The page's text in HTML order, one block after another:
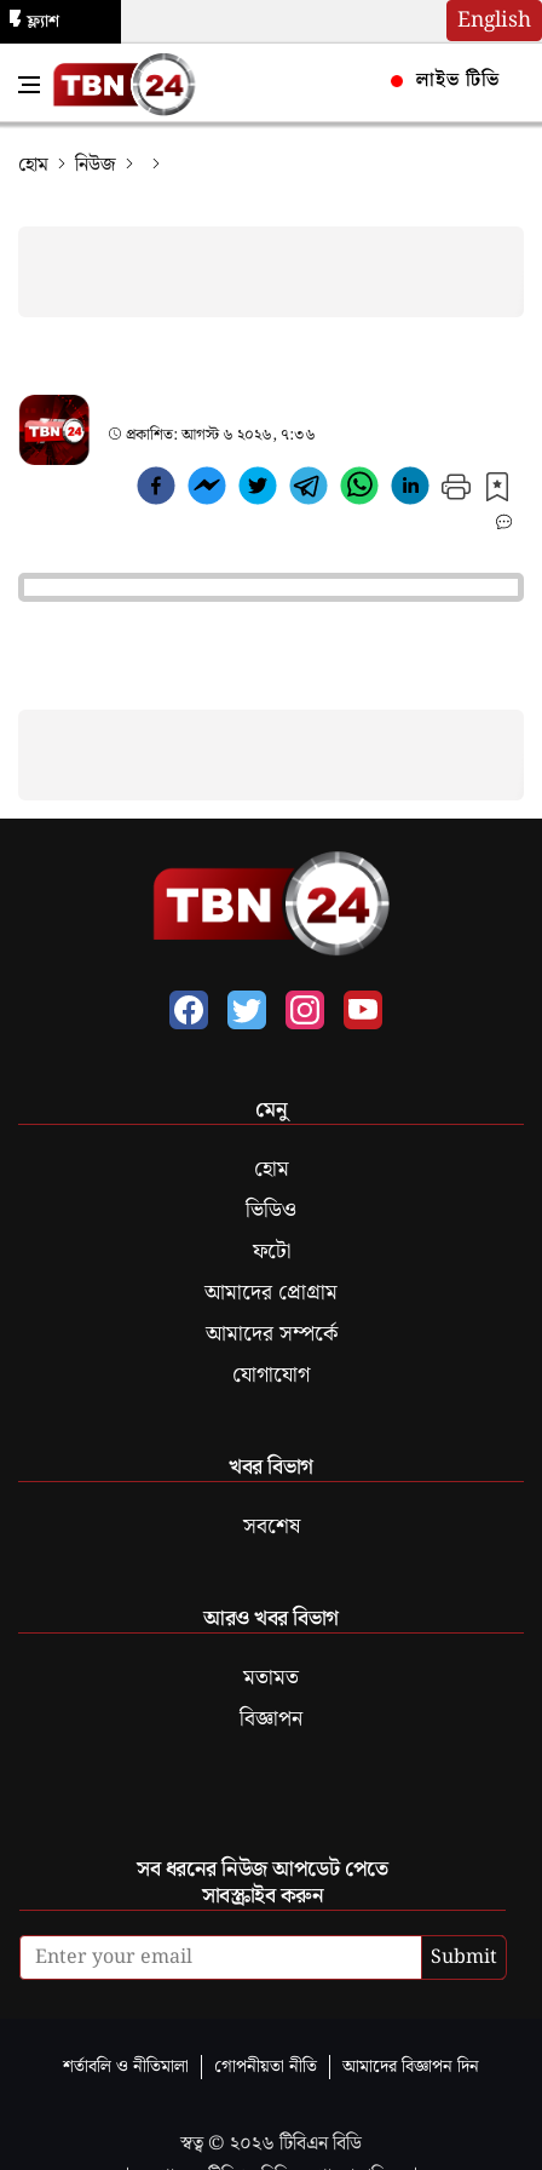
English
ফ্ল্যাশ
লাইভ টিভি
হোম নিউজ
প্রকাশিত:আগস্ট ৬ ২০২৬, ৭:৩৬
মেনু
হোম
ভিডিও
ফটো
আমাদের প্রোগ্রাম
আমাদের সম্পর্কে
যোগাযোগ
খবর বিভাগ
সবশেষ
আরও খবর বিভাগ
মতামত
বিজ্ঞাপন
সব ধরনের নিউজ আপডেট পেতে
সাবস্ক্রাইব করুন
Submit
শর্তাবলি ও নীতিমালা গোপনীয়তা নীতি আমাদের বিজ্ঞাপন দিন
স্বত্ব © ২০২৬ টিবিএন বিডি